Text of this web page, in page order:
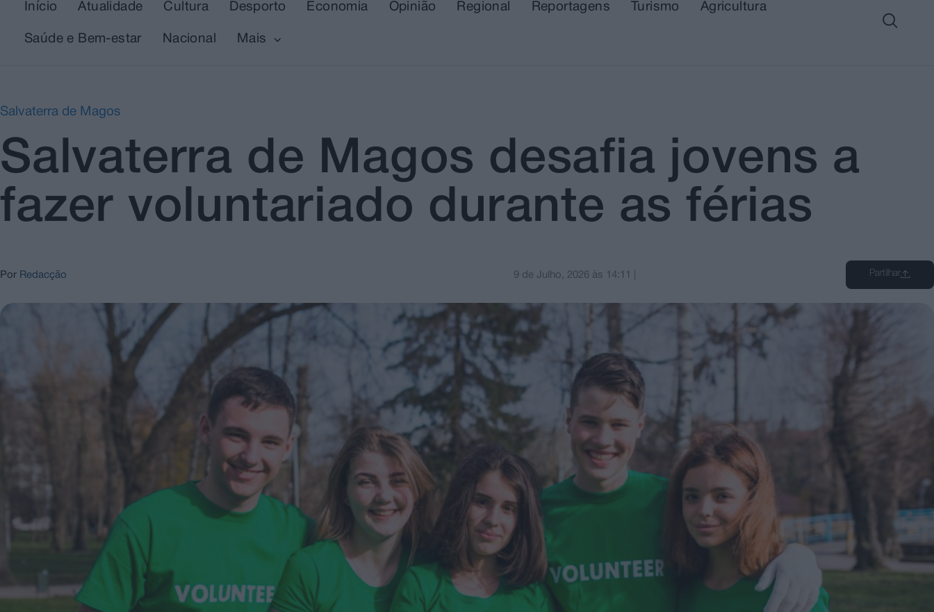
Início Atualidade Cultura Desporto Economia Opinião Regional Reportagens Turismo Agricultura
Saúde e Bem-estar Nacional Mais
Salvaterra de Magos
Salvaterra de Magos desafia jovens a
fazer voluntariado durante as férias
Por Redacção 9 de Julho, 2026 às 14:11 Partilhar